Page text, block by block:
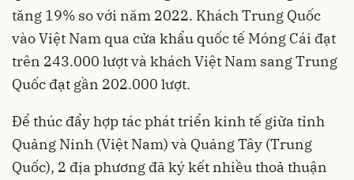
tăng 19% so với năm 2022. Khách Trung Quốc
vào Việt Nam qua cửa khẩu quốc tế Móng Cái đạt
trên 243.000 lượt và khách Việt Nam sang Trung
Quốc đạt gần 202.000 lượt.
Để thúc đẩy hợp tác phát triển kinh tế giữa tỉnh
Quảng Ninh (Việt Nam) và Quảng Tây (Trung
Quốc), 2 địa phương đã ký kết nhiều thoả thuận